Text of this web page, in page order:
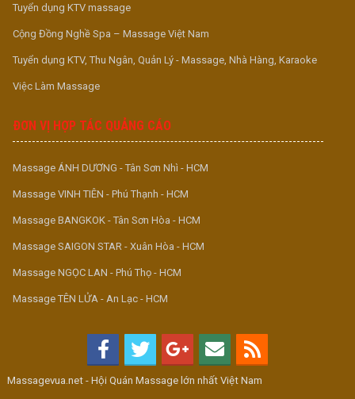
Tuyển dụng KTV massage
Cộng Đồng Nghề Spa – Massage Việt Nam
Tuyển dụng KTV, Thu Ngân, Quản Lý - Massage, Nhà Hàng, Karaoke
Việc Làm Massage
ĐƠN VỊ HỢP TÁC QUẢNG CÁO
Massage ÁNH DƯƠNG - Tân Sơn Nhì - HCM
Massage VINH TIÊN - Phú Thạnh - HCM
Massage BANGKOK - Tân Sơn Hòa - HCM
Massage SAIGON STAR - Xuân Hòa - HCM
Massage NGỌC LAN - Phú Thọ - HCM
Massage TÊN LỬA - An Lạc - HCM
Massagevua.net - Hội Quán Massage lớn nhất Việt Nam